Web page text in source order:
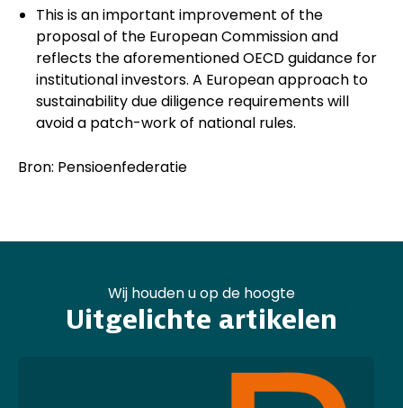
This is an important improvement of the
proposal of the European Commission and
reflects the aforementioned OECD guidance for
institutional investors. A European approach to
sustainability due diligence requirements will
avoid a patch-work of national rules.
Bron: Pensioenfederatie
Wij houden u op de hoogte
Uitgelichte artikelen